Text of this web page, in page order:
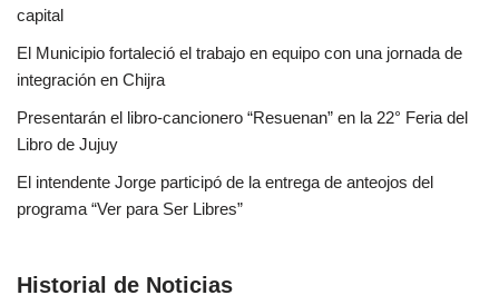
capital
El Municipio fortaleció el trabajo en equipo con una jornada de
integración en Chijra
Presentarán el libro-cancionero “Resuenan” en la 22° Feria del
Libro de Jujuy
El intendente Jorge participó de la entrega de anteojos del
programa “Ver para Ser Libres”
Historial de Noticias